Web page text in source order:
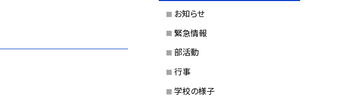
お知らせ
緊急情報
部活動
行事
学校の様子